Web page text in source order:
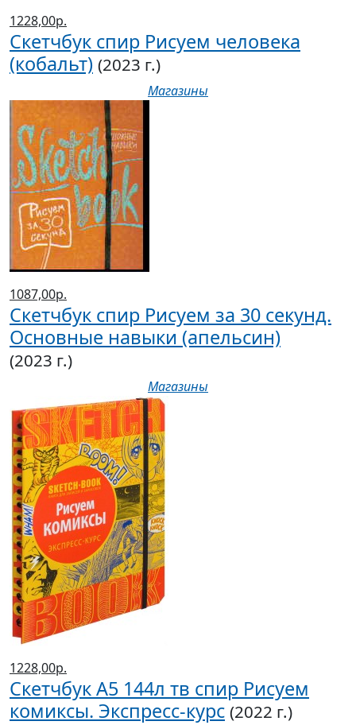
1228,00р.
Скетчбук спир Рисуем человека
(кобальт) (2023 г.)
Магазины
1087,00р.
Скетчбук спир Рисуем за 30 секунд.
Основные навыки (апельсин)
(2023 г.)
Магазины
1228,00р.
Скетчбук А5 144л тв спир Рисуем
комиксы. Экспресс-курс (2022 г.)